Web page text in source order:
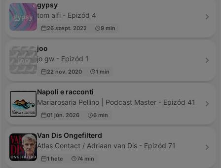
gypsy
tom alfi - Epizód 4
26 szept. 2022 9 min
joo
jo gw - Epizód 1
22 nov. 2020 1 min
Napoli e racconti
Mariarosaria Pellino | Podcast Master - Epizód 41
01 jún. 2026 6 min
Van Dis Ongefilterd
Atlas Contact / Adriaan van Dis - Epizód 71
1 hete 74 min